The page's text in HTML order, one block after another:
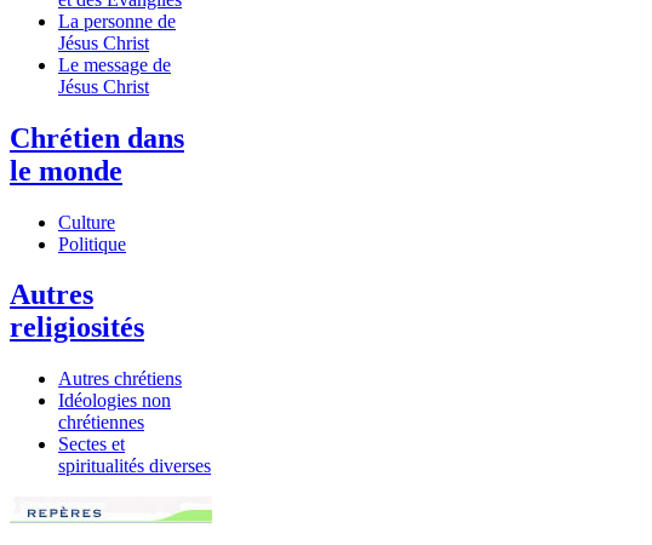
La personne de
Jésus Christ
Le message de
Jésus Christ
Chrétien dans
le monde
Culture
Politique
Autres
religiosités
Autres chrétiens
Idéologies non
chrétiennes
Sectes et
spiritualités diverses